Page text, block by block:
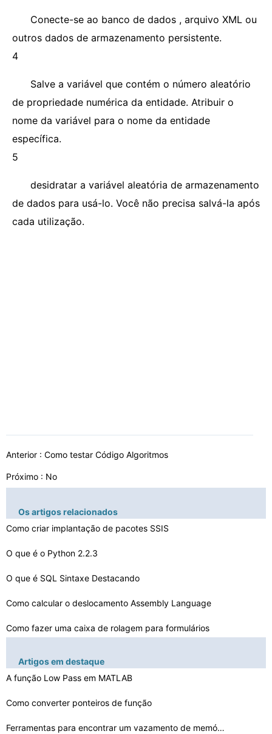
Conecte-se ao banco de dados , arquivo XML ou
outros dados de armazenamento persistente.
4
Salve a variável que contém o número aleatório
de propriedade numérica da entidade. Atribuir o
nome da variável para o nome da entidade
específica.
5
desidratar a variável aleatória de armazenamento
de dados para usá-lo. Você não precisa salvá-la após
cada utilização.
Anterior : Como testar Código Algoritmos
Próximo : No
Os artigos relacionados
Como criar implantação de pacotes SSIS
O que é o Python 2.2.3
O que é SQL Sintaxe Destacando
Como calcular o deslocamento Assembly Language
Como fazer uma caixa de rolagem para formulários
Como criptografar uma variável em ColdFusion
Como Tome tempo demora iPhone App Development
Diferenças entre Definindo uma função membro não -
Artigos em destaque
A função Low Pass em MATLAB
Como converter ponteiros de função
Ferramentas para encontrar um vazamento de memória